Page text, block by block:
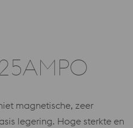
magnetische, zeer
legering. Hoge sterkte en